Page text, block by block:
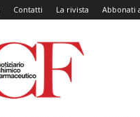
Contatti La rivista Abbonati
NCF
–
Notiziario
Chimico